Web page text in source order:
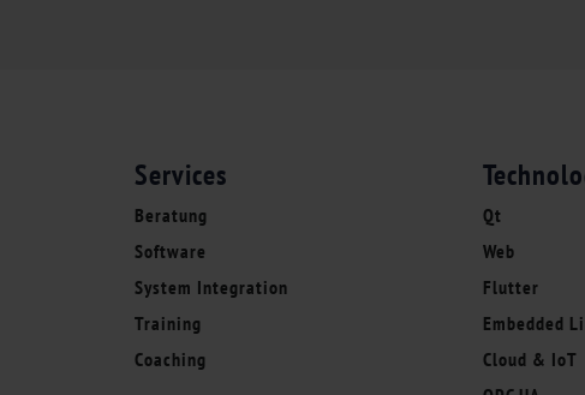
Services
Beratung
Software
System Integration
Training
Coaching
Qt
Web
Flutter
Embedded
Cloud & IoT